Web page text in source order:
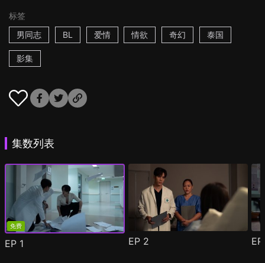
标签
男同志
BL 爱情 情欲 奇幻 泰国
影集
集数列表
免费
EP 1 EP 2